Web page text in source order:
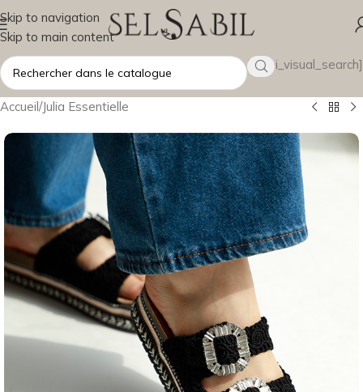
Skip to navigation
Skip to main content
[wsbi_visual_search]
Accueil/Julia Essentielle